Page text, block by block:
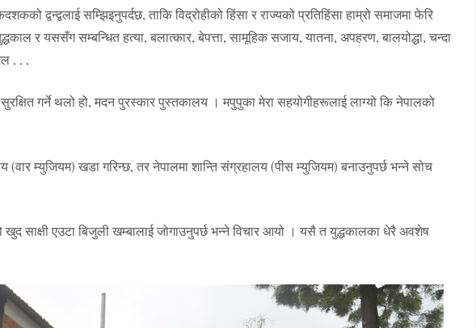
द्वन्द्वलाई सम्झिइनुपर्दछ, ताकि विद्रोहीको हिंसा र राज्यको प्रतिहिंसा हाम्रो समाजमा फेरि
र यससँग सम्बन्धित हत्या, बलात्कार, बेपत्ता, सामूहिक सजाय, यातना, अपहरण, बालयोद्धा, चन्दा
. . .
गर्ने थलो हो, मदन पुरस्कार पुस्तकालय । मपुपुका मेरा सहयोगीहरूलाई लाग्यो कि नेपालको
(वार म्युजियम) खडा गरिन्छ, तर नेपालमा शान्ति संग्रहालय (पीस म्युजियम) बनाउनुपर्छ भन्ने सोच
खुद साक्षी एउटा बिजुली खम्बालाई जोगाउनुपर्छ भन्ने विचार आयो । यसै त युद्धकालका धेरै अवशेष